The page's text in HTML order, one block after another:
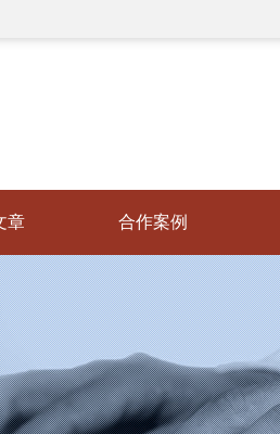
章 合作案例